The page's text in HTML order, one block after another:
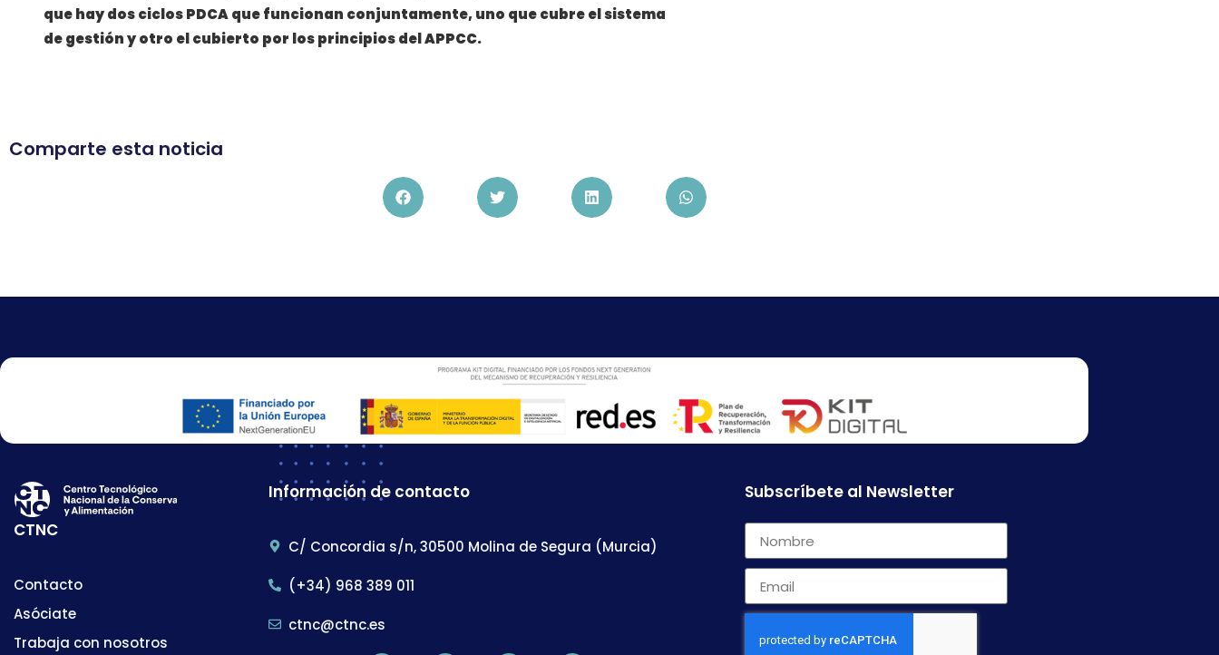
que hay dos ciclos PDCA que funcionan conjuntamente, uno que cubre el sistema
de gestión y otro el cubierto por los principios del APPCC.
Comparte esta noticia
CTNC
Contacto
Asóciate
Trabaja con nosotros
Información de contacto
C/ Concordia s/n, 30500 Molina de Segura (Murcia)
(+34) 968 389 011
ctnc@ctnc.es
Subscríbete al Newsletter